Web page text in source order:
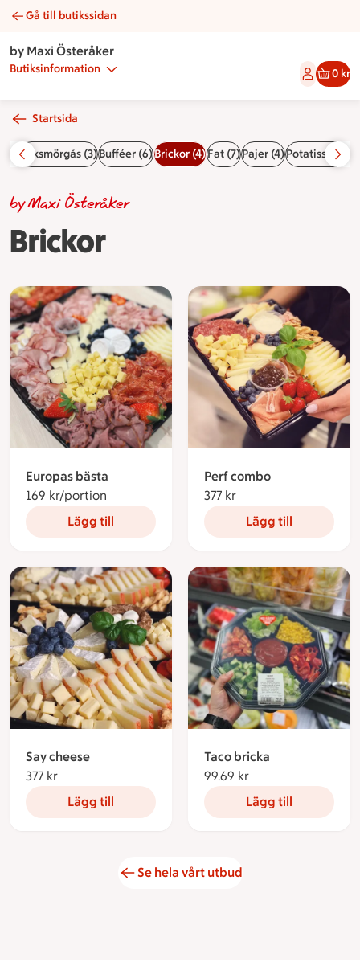
Brickor | Catering by Maxi Österåker
Gå till butikssidan
by Maxi Österåker
Butiksinformation 0 kr
Startsida
Räksmörgås (3)Bufféer (6)Brickor (4)Fat (7)Pajer (4)
Brickor
by Maxi Österåker
Europas bästa
169 kr/portion 169 kronor per portion
Lägg till
Perf combo
377 kr
Lägg till
Say cheese
377 kr
Lägg till
Taco bricka
99.69 kr
Lägg till
Se hela vårt utbud